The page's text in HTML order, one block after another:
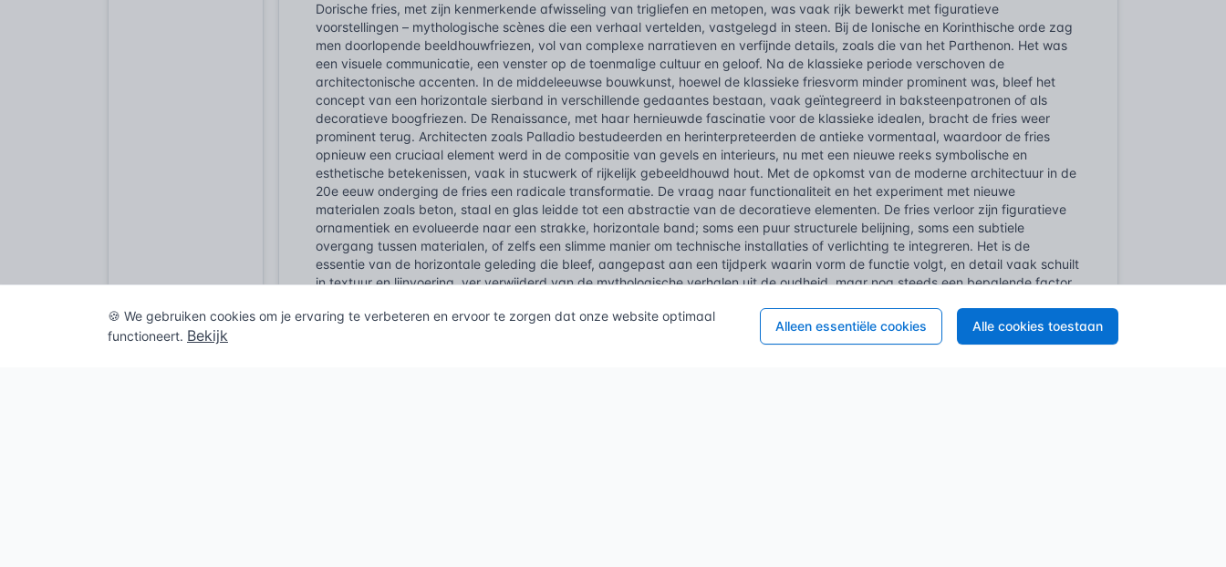
Dorische fries, met zijn kenmerkende afwisseling van trigliefen en metopen, was vaak rijk bewerkt met figuratieve
voorstellingen – mythologische scènes die een verhaal vertelden, vastgelegd in steen. Bij de Ionische en Korinthische orde zag
men doorlopende beeldhouwfriezen, vol van complexe narratieven en verfijnde details, zoals die van het Parthenon. Het was
een visuele communicatie, een venster op de toenmalige cultuur en geloof. Na de klassieke periode verschoven de
architectonische accenten. In de middeleeuwse bouwkunst, hoewel de klassieke friesvorm minder prominent was, bleef het
concept van een horizontale sierband in verschillende gedaantes bestaan, vaak geïntegreerd in baksteenpatronen of als
decoratieve boogfriezen. De Renaissance, met haar hernieuwde fascinatie voor de klassieke idealen, bracht de fries weer
prominent terug. Architecten zoals Palladio bestudeerden en herinterpreteerden de antieke vormentaal, waardoor de fries
opnieuw een cruciaal element werd in de compositie van gevels en interieurs, nu met een nieuwe reeks symbolische en
esthetische betekenissen, vaak in stucwerk of rijkelijk gebeeldhouwd hout. Met de opkomst van de moderne architectuur in de
20e eeuw onderging de fries een radicale transformatie. De vraag naar functionaliteit en het experiment met nieuwe
materialen zoals beton, staal en glas leidde tot een abstractie van de decoratieve elementen. De fries verloor zijn figuratieve
ornamentiek en evolueerde naar een strakke, horizontale band; soms een puur structurele belijning, soms een subtiele
overgang tussen materialen, of zelfs een slimme manier om technische installaties of verlichting te integreren. Het is de
essentie van de horizontale geleding die bleef, aangepast aan een tijdperk waarin vorm de functie volgt, en detail vaak schuilt
in textuur en lijnvoering, ver verwijderd van de mythologische verhalen uit de oudheid, maar nog steeds een bepalende factor
🍪 We gebruiken cookies om je ervaring te verbeteren en ervoor te zorgen dat onze website optimaal
functioneert. Bekijk
Alleen essentiële cookies Alle cookies toestaan